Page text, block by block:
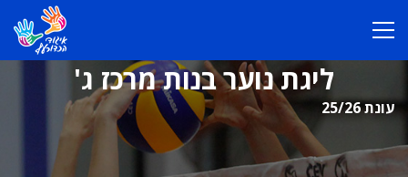
ליגת נוער בנות מרכז ג'
עונת 25/26